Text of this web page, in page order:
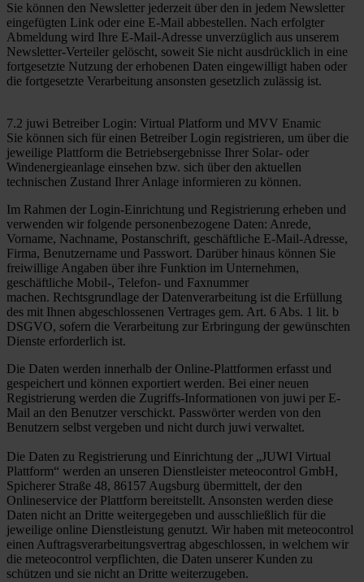
Sie können den Newsletter jederzeit über den in jedem Newsletter
eingefügten Link oder eine E-Mail abbestellen. Nach erfolgter
Abmeldung wird Ihre E-Mail-Adresse unverzüglich aus unserem
Newsletter-Verteiler gelöscht, soweit Sie nicht ausdrücklich in eine
fortgesetzte Nutzung der erhobenen Daten eingewilligt haben oder
die fortgesetzte Verarbeitung ansonsten gesetzlich zulässig ist.
7.2 juwi Betreiber Login: Virtual Platform und MVV Enamic
Sie können sich für einen Betreiber Login registrieren, um über die
jeweilige Plattform die Betriebsergebnisse Ihrer Solar- oder
Windenergieanlage einsehen bzw. sich über den aktuellen
technischen Zustand Ihrer Anlage informieren zu können.
Im Rahmen der Login-Einrichtung und Registrierung erheben und
verwenden wir folgende personenbezogene Daten: Anrede,
Vorname, Nachname, Postanschrift, geschäftliche E-Mail-Adresse,
Firma, Benutzername und Passwort. Darüber hinaus können Sie
freiwillige Angaben über ihre Funktion im Unternehmen,
geschäftliche Mobil-, Telefon- und Faxnummer
machen. Rechtsgrundlage der Datenverarbeitung ist die Erfüllung
des mit Ihnen abgeschlossenen Vertrages gem. Art. 6 Abs. 1 lit. b
DSGVO, sofern die Verarbeitung zur Erbringung der gewünschten
Dienste erforderlich ist.
Die Daten werden innerhalb der Online-Plattformen erfasst und
gespeichert und können exportiert werden. Bei einer neuen
Registrierung werden die Zugriffs-Informationen von juwi per E-
Mail an den Benutzer verschickt. Passwörter werden von den
Benutzern selbst vergeben und nicht durch juwi verwaltet.
Die Daten zu Registrierung und Einrichtung der „JUWI Virtual
Plattform“ werden an unseren Dienstleister meteocontrol GmbH,
Spicherer Straße 48, 86157 Augsburg übermittelt, der den
Onlineservice der Plattform bereitstellt. Ansonsten werden diese
Daten nicht an Dritte weitergegeben und ausschließlich für die
jeweilige online Dienstleistung genutzt. Wir haben mit meteocontrol
einen Auftragsverarbeitungsvertrag abgeschlossen, in welchem wir
die meteocontrol verpflichten, die Daten unserer Kunden zu
schützen und sie nicht an Dritte weiterzugeben.